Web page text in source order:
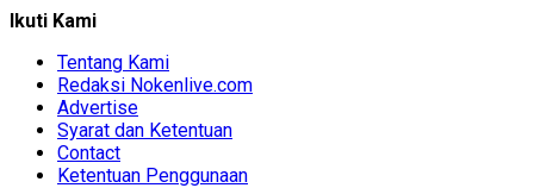
Ikuti Kami
Tentang Kami
Redaksi Nokenlive.com
Advertise
Syarat dan Ketentuan
Contact
Ketentuan Penggunaan